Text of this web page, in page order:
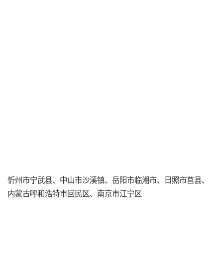
忻州市宁武县、中山市沙溪镇、岳阳市临湘市、日照市莒县、
内蒙古呼和浩特市回民区、南京市江宁区